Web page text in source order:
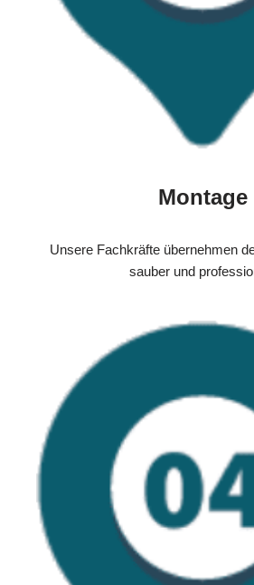
Montage
Unsere Fachkräfte übernehmen
sauber und